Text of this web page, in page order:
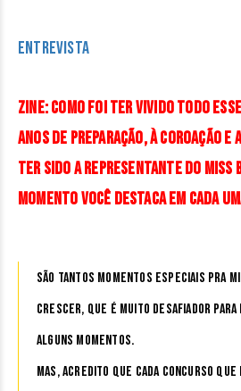
ENTREVISTA
ZINE: Como foi ter vivido todo
anos de preparação, à coroação e
ter sido a representante do Miss
momento você destaca em cada
São tantos momentos especiais pra
crescer, que é muito desafiador para
alguns momentos.
Mas, acredito que cada concurso que